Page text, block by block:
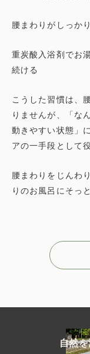
腰まわりがしっか
重炭酸入浴剤でお
続ける
こうした習慣は、
りませんが、「な
動きやすい状態」
アの一手段として
腰まわりをじんわ
りのお風呂にそっ
自然